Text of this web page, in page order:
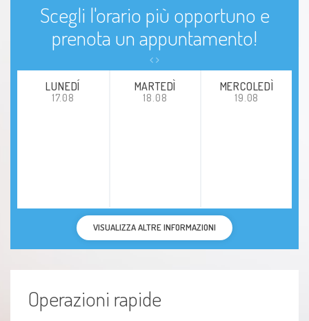
Scegli l'orario più opportuno e
prenota un appuntamento!
LUNEDÍ
17.08
MARTEDÌ
18.08
MERCOLEDÌ
19.08
VISUALIZZA ALTRE INFORMAZIONI
Operazioni rapide